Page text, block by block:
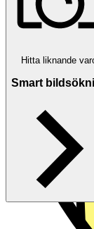
Hitta liknande
Smart